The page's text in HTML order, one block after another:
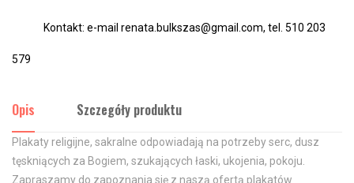
Kontakt: e-mail renata.bulkszas@gmail.com, tel. 510 203
579
Opis Szczegóły produktu
Plakaty religijne, sakralne odpowiadają na potrzeby serc, dusz
tęskniących za Bogiem, szukających łaski, ukojenia, pokoju.
Zapraszamy do zapoznania się z naszą ofertą plakatów